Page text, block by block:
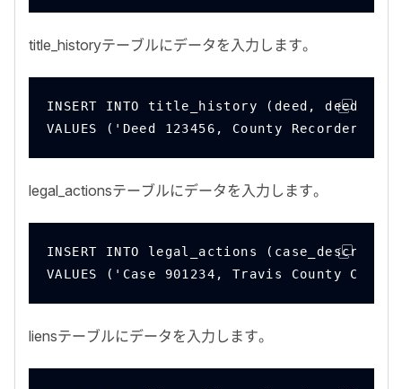
title_historyテーブルにデータを入力します。
INSERT INTO title_history (deed,
VALUES ('Deed 123456, County
legal_actionsテーブルにデータを入力します。
INSERT INTO legal_actions
VALUES ('Case 901234, Travis County
liensテーブルにデータを入力します。